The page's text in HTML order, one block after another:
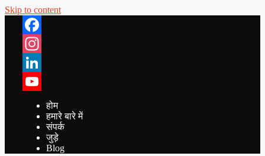
Skip to content
Facebook
Instagram
LinkedIn
YouTube
होम
हमारे बारे में
संपर्क
जुड़े
Blog